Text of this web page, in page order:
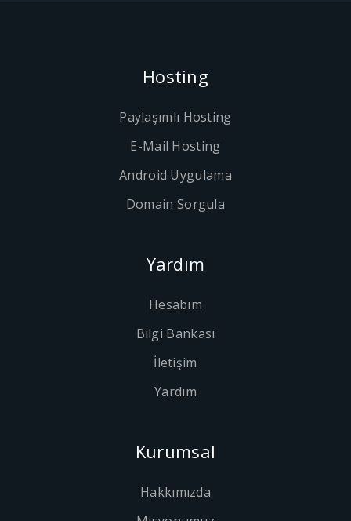
Hosting
Paylaşımlı Hosting
E-Mail Hosting
Android Uygulama
Domain Sorgula
Yardım
Hesabım
Bilgi Bankası
İletişim
Yardım
Kurumsal
Hakkımızda